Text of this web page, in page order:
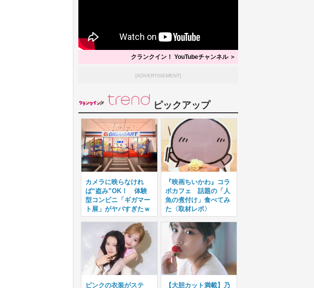
クランクイン！ YouTubeチャンネル ＞
[ADVERTISEMENT]
ピックアップ
カメラに映らなけれ
ば“盗み”OK！ 体験
型コンビニ「ギガマー
ト展」がヤバすぎたｗ
『映画ちいかわ』コラ
ボカフェ 話題の「人
魚の煮付け」食べてみ
た〈取材レポ〉
ピンクの衣装がステ 【大胆カット満載】乃